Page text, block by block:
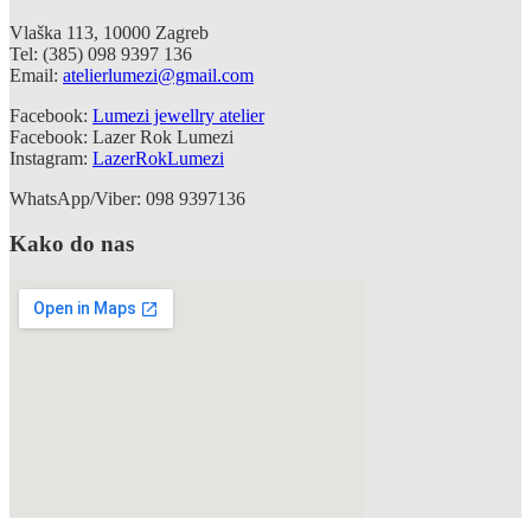
Vlaška 113, 10000 Zagreb
Tel: (385) 098 9397 136
Email: atelierlumezi@gmail.com
Facebook: Lumezi jewellry atelier
Facebook: Lazer Rok Lumezi
Instagram: LazerRokLumezi
WhatsApp/Viber: 098 9397136
Kako do nas